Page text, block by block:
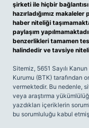
şirketi ile hiçbir
hazırladığımız
haber niteliği
paylaşım
benzerlikleri tamamen
halindedir ve tavsiye
Sitemiz, 5651 Sayılı
Kurumu (BTK) tarafından
vermektedir. Bu nedenle,
veya araştırma
yazdıkları içeriklerin
bu sorumluluğu kabul etmiş